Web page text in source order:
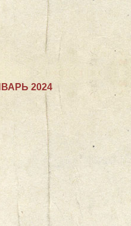
2024